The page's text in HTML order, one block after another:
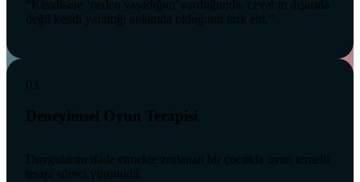
“Kendisine ‘neden yaşadığını’ sorduğunda, cevabın dışarıda
değil kendi yarattığı anlamda olduğunu fark etti.”
03
Deneyimsel Oyun Terapisi
Duygularını ifade etmekte zorlanan bir çocukla oyun temelli
terapi süreci yürütüldü.